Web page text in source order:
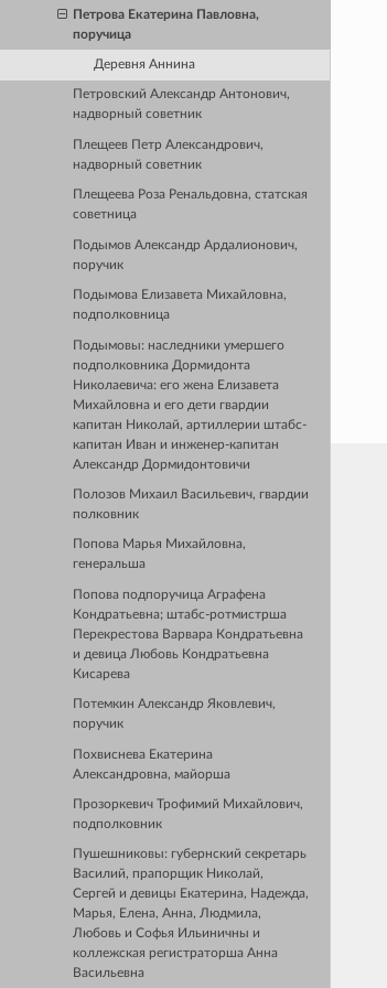
Петрова Екатерина Павловна,
поручица
Деревня Аннина
Петровский Александр Антонович,
надворный советник
Плещеев Петр Александрович,
надворный советник
Плещеева Роза Ренальдовна, статская
советница
Подымов Александр Ардалионович,
поручик
Подымова Елизавета Михайловна,
подполковница
Подымовы: наследники умершего
подполковника Дормидонта
Николаевича: его жена Елизавета
Михайловна и его дети гвардии
капитан Николай, артиллерии штабс-
капитан Иван и инженер-капитан
Александр Дормидонтовичи
Полозов Михаил Васильевич, гвардии
полковник
Попова Марья Михайловна,
генеральша
Попова подпоручица Аграфена
Кондратьевна; штабс-ротмистрша
Перекрестова Варвара Кондратьевна
и девица Любовь Кондратьевна
Кисарева
Потемкин Александр Яковлевич,
поручик
Похвиснева Екатерина
Александровна, майорша
Прозоркевич Трофимий Михайлович,
подполковник
Пушешниковы: губернский секретарь
Василий, прапорщик Николай,
Сергей и девицы Екатерина, Надежда,
Марья, Елена, Анна, Людмила,
Любовь и Софья Ильиничны и
коллежская регистраторша Анна
Васильевна